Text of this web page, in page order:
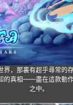
界，那裏有超乎尋常的
的真相——盡在這款動
之中。